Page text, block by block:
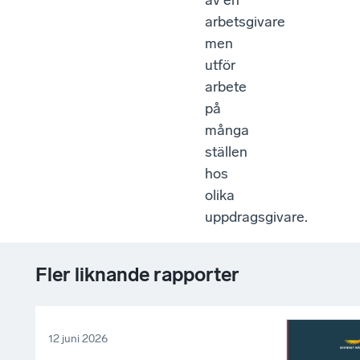
arbetsgivare
men
utför
arbete
på
många
ställen
hos
olika
uppdragsgivare.
Fler liknande rapporter
12 juni 2026